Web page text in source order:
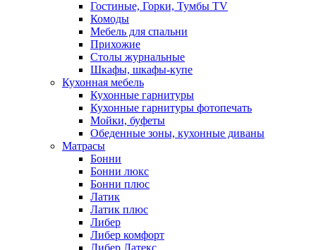
Гостиные, Горки, Тумбы TV
Комоды
Мебель для спальни
Прихожие
Столы журнальные
Шкафы, шкафы-купе
Кухонная мебель
Кухонные гарнитуры
Кухонные гарнитуры фотопечать
Мойки, буфеты
Обеденные зоны, кухонные диваны
Матрасы
Бонни
Бонни люкс
Бонни плюс
Латик
Латик плюс
Либер
Либер комфорт
Либер Латекс